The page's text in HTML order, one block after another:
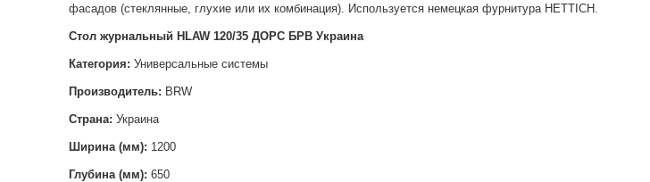
фасадов (стеклянные, глухие или их комбинация). Используется немецкая фурнитура HETTICH.
Стол журнальный HLAW 120/35 ДОРС БРВ Украина
Категория: Универсальные системы
Производитель: BRW
Страна: Украина
Ширина (мм): 1200
Глубина (мм): 650